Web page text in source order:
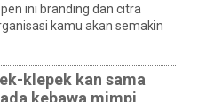
ini branding dan citra
kamu akan semakin
klepek kan sama
kebawa mimpi,